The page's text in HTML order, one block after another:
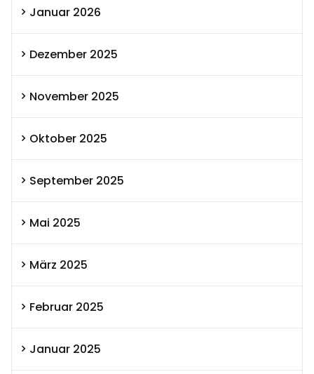
Januar 2026
Dezember 2025
November 2025
Oktober 2025
September 2025
Mai 2025
März 2025
Februar 2025
Januar 2025